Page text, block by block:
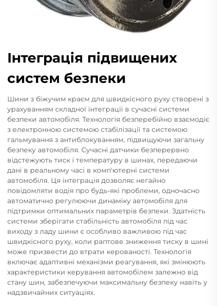
Інтеграція підвищених
систем безпеки
Шини з біжучим краєм для швидкісного руху створені з
урахуванням складної інтеграції в сучасні системи
безпеки автомобіля. Технологія безперебійно взаємодіє
з електронною системою стабілізації та системою
гальмування з антиблокуванням, підвищуючи загальну
безпеку автомобіля. Сучасні датчики безперервно
відстежують тиск і температуру в шинах, передаючи
дані в реальному часі в комп'ютерні системи
автомобіля. Ця інтеграція дозволяє негайно
повідомляти водія про будь-які проблеми, одночасно
автоматично регулюючи динаміку автомобіля для
підтримки оптимальних параметрів безпеки. Здатність
системи зберігати стабільність автомобіля під час
виходу з ладу шини є особливо важливою під час
швидкісного руху, коли раптове зниження тиску в шині
може призвести до втрати керованості. Технологія
включає адаптивні механізми реагування, які змінюють
характеристики керування автомобілем залежно від
стану шин, забезпечуючи максимальну безпеку навіть у
надзвичайних ситуаціях.